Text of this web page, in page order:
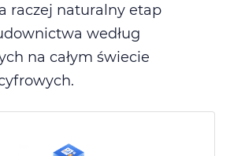
raczej naturalny etap
według
na całym świecie